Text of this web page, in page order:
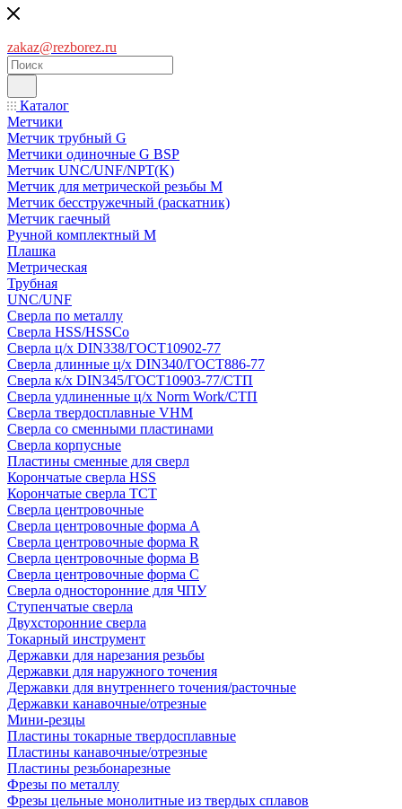
zakaz@rezborez.ru
Каталог
Метчики
Метчик трубный G
Метчики одиночные G BSP
Метчик UNC/UNF/NPT(K)
Метчик для метрической резьбы M
Метчик бесстружечный (раскатник)
Метчик гаечный
Ручной комплектный M
Плашка
Метрическая
Трубная
UNC/UNF
Сверла по металлу
Сверла HSS/HSSCo
Сверла ц/х DIN338/ГОСТ10902-77
Сверла длинные ц/х DIN340/ГОСТ886-77
Сверла к/х DIN345/ГОСТ10903-77/СТП
Сверла удлиненные ц/х Norm Work/СТП
Сверла твердосплавные VHM
Сверла со сменными пластинами
Сверла корпусные
Пластины сменные для сверл
Корончатые сверла HSS
Корончатые сверла TCT
Сверла центровочные
Сверла центровочные форма A
Сверла центровочные форма R
Сверла центровочные форма B
Сверла центровочные форма C
Сверла односторонние для ЧПУ
Ступенчатые сверла
Двухсторонние сверла
Токарный инструмент
Державки для нарезания резьбы
Державки для наружного точения
Державки для внутреннего точения/расточные
Державки канавочные/отрезные
Мини-резцы
Пластины токарные твердосплавные
Пластины канавочные/отрезные
Пластины резьбонарезные
Фрезы по металлу
Фрезы цельные монолитные из твердых сплавов